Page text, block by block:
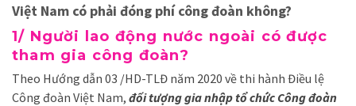
Việt Nam có phải đóng phí công đoàn không?
1/ Người lao động nước ngoài có được
tham gia công đoàn?
Theo Hướng dẫn 03 /HD-TLĐ năm 2020 về thi hành Điều lệ
Công đoàn Việt Nam, đối tượng gia nhập tổ chức Công đoàn